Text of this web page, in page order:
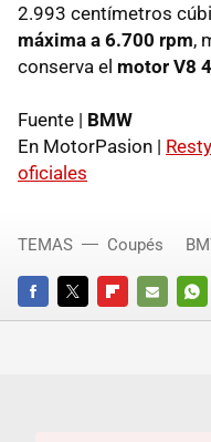
2.993 centímetros
máxima a 6.700 rpm,
conserva el motor V8
Fuente | BMW
En MotorPasion |
oficiales
FACEBOOKTWITTERFLIPBOARD
E-
TEMAS Coupés